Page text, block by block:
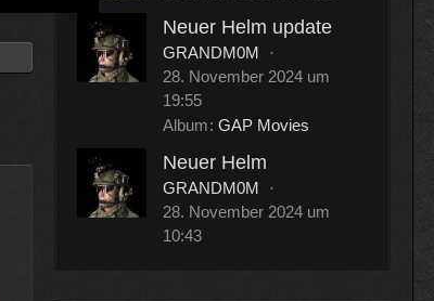
Neuer Helm update
GRANDM0M
28. November 2024 um
19:55
Album GAP Movies
Neuer Helm
GRANDM0M
28. November 2024 um
10:43